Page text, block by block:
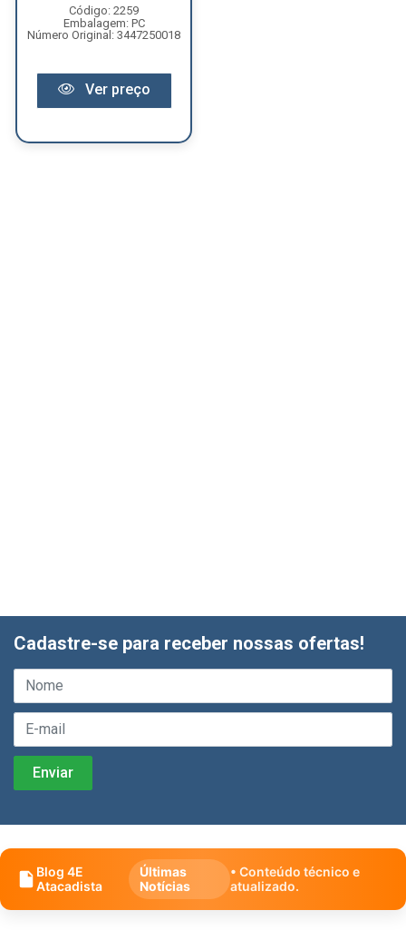
Código: 2259
Embalagem: PC
Número Original: 3447250018
Ver preço
Cadastre-se para receber nossas ofertas!
Blog 4E
Atacadista
Últimas
Notícias
• Conteúdo técnico e
atualizado.